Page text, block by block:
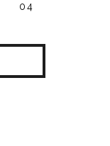
04